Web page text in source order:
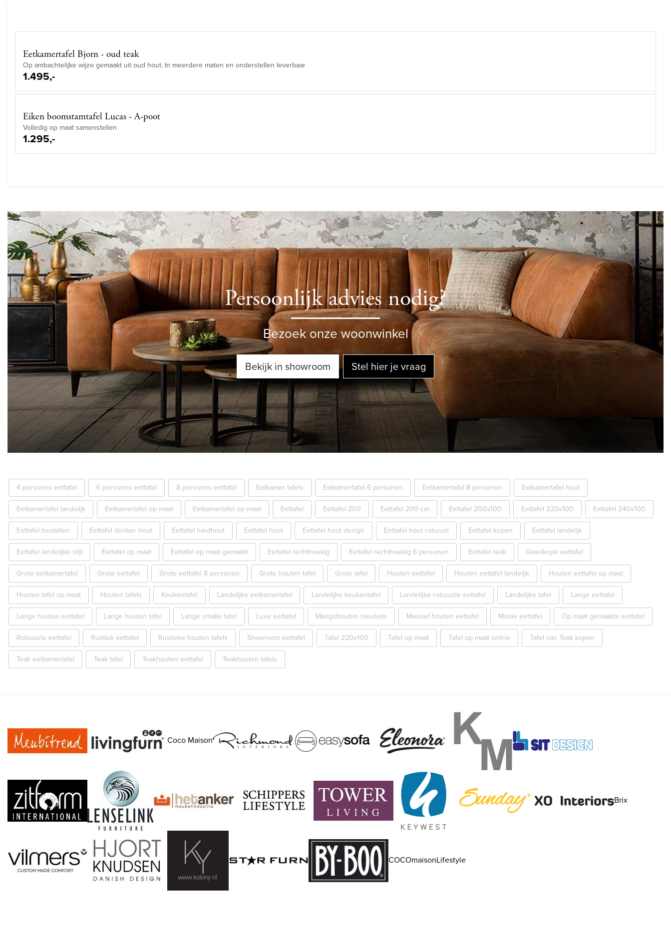
Eetkamertafel Bjorn - oud teak
Op ambachtelijke wijze gemaakt uit oud hout. In meerdere maten en onderstellen leverbaar
1.495,-
Eiken boomstamtafel Lucas - A-poot
Volledig op maat samenstellen
1.295,-
Persoonlijk advies nodig?
Bezoek onze woonwinkel
Bekijk in showroom Stel hier je vraag
4 persoons eettafel 6 persoons eettafel 8 persoons eettafel Eetkamer tafels Eetkamertafel 6 personen Eetkamertafel 8 personen Eetkamertafel hout
Eetkamertafel landelijk Eetkamertafel op maat Eetkamertafel op maat Eettafel Eettafel 200 Eettafel 200 cm Eettafel 200x100 Eettafel 220x100 Eettafel 240x100
Eettafel bestellen Eettafel donker hout Eettafel hardhout Eettafel hout Eettafel hout design Eettafel hout robuust Eettafel kopen Eettafel landelijk
Eettafel landelijke stijl Eettafel op maat Eettafel op maat gemaakt Eettafel rechthoekig Eettafel rechthoekig 6 personen Eettafel teak Goedkope eettafel
Grote eetkamertafel Grote eettafel Grote eettafel 8 personen Grote houten tafel Grote tafel Houten eettafel Houten eettafel landelijk Houten eettafel op maat
Houten tafel op maat Houten tafels Keukentafel Landelijke eetkamertafel Landelijke keukentafel Landelijke robuuste eettafel Landelijke tafel Lange eettafel
Lange houten eettafel Lange houten tafel Lange smalle tafel Luxe eettafel Mangohouten meubels Massief houten eettafel Mooie eettafel Op maat gemaakte eettafel
Robuuste eettafel Rustiek eettafel Rustieke houten tafels Showroom eettafel Tafel 220x100 Tafel op maat Tafel op maat online Tafel van Teak kopen
Teak eetkamertafel Teak tafel Teakhouten eettafel Teakhouten tafels
Coco Maison
Brix
COCOmaisonLifestyle